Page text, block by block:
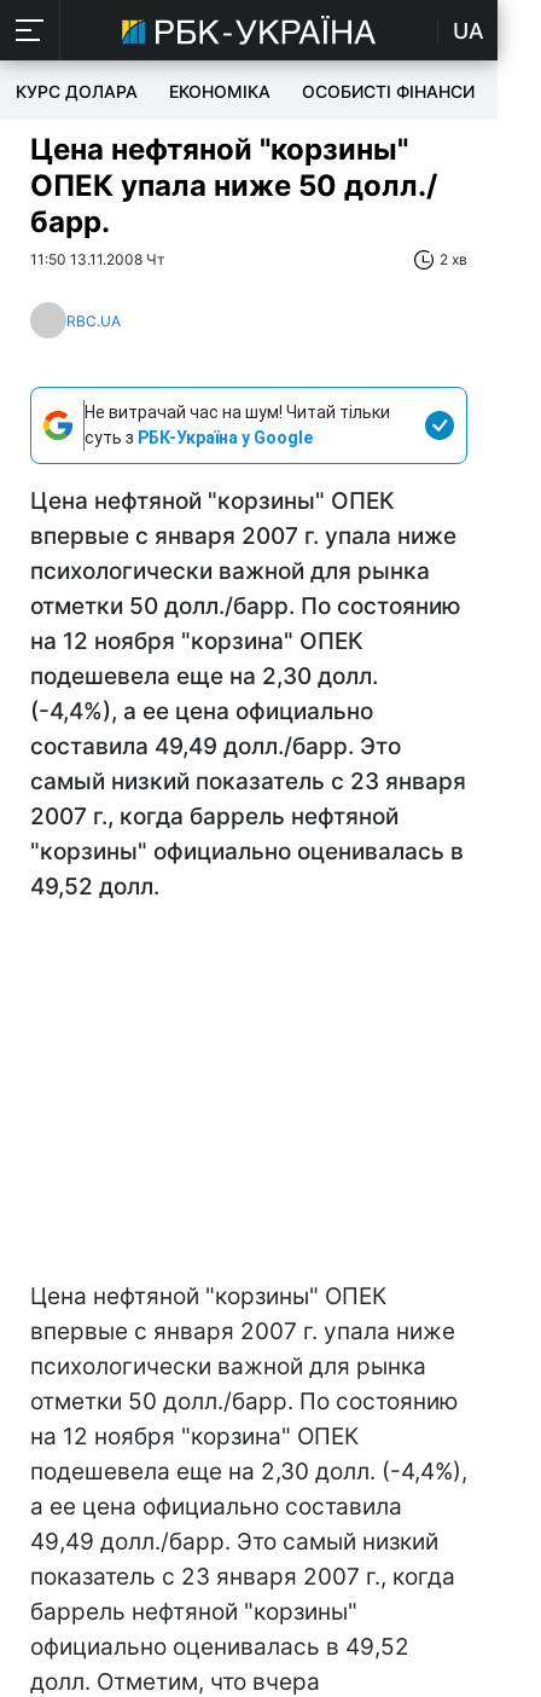
UA
КУРС ДОЛАРА ЕКОНОМІКА ОСОБИСТІ ФІНАНСИ
Цена нефтяной "корзины"
ОПЕК упала ниже 50 долл./
барр.
11:50 13.11.2008 Чт 2 хв
RBC.UA
Не витрачай час на шум! Читай тільки
суть з РБК-Україна у Google
Цена нефтяной "корзины" ОПЕК
впервые с января 2007 г. упала ниже
психологически важной для рынка
отметки 50 долл./барр. По состоянию
на 12 ноября "корзина" ОПЕК
подешевела еще на 2,30 долл.
(-4,4%), а ее цена официально
составила 49,49 долл./барр. Это
самый низкий показатель с 23 января
2007 г., когда баррель нефтяной
"корзины" официально оценивалась в
49,52 долл.
Цена нефтяной "корзины" ОПЕК
впервые с января 2007 г. упала ниже
психологически важной для рынка
отметки 50 долл./барр. По состоянию
на 12 ноября "корзина" ОПЕК
подешевела еще на 2,30 долл. (-4,4%),
а ее цена официально составила
49,49 долл./барр. Это самый низкий
показатель с 23 января 2007 г., когда
баррель нефтяной "корзины"
официально оценивалась в 49,52
долл. Отметим, что вчера